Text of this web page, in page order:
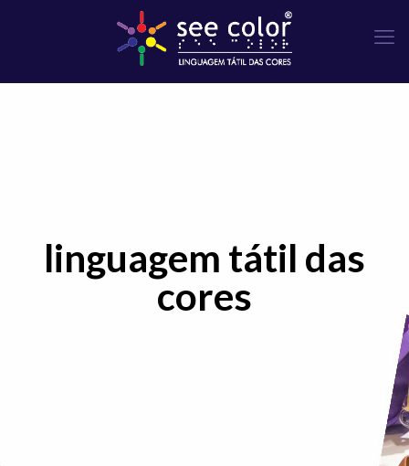
linguagem tátil das
cores